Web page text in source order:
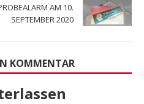
AM 10.
SEPTEMBER 2020
KOMMENTAR